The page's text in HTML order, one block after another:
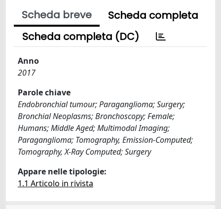
Scheda breve
Scheda completa
Scheda completa (DC)
Anno
2017
Parole chiave
Endobronchial tumour; Paraganglioma; Surgery;
Bronchial Neoplasms; Bronchoscopy; Female;
Humans; Middle Aged; Multimodal Imaging;
Paraganglioma; Tomography, Emission-Computed;
Tomography, X-Ray Computed; Surgery
Appare nelle tipologie:
1.1 Articolo in rivista